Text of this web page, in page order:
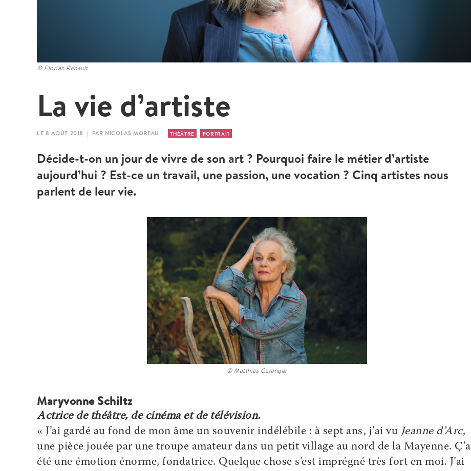
© Florian Renault
La vie d’artiste
LE 8 AOÛT 2018 | PAR NICOLAS MOREAU THÉÂTRE PORTRAIT
Décide-t-on un jour de vivre de son art ? Pourquoi faire le métier d’artiste
aujourd’hui ? Est-ce un travail, une passion, une vocation ? Cinq artistes nous
parlent de leur vie.
© Matthias Garanger
Maryvonne Schiltz
Actrice de théâtre, de cinéma et de télévision.
« J’ai gardé au fond de mon âme un souvenir indélébile : à sept ans, j’ai vu Jeanne d’Arc,
une pièce jouée par une troupe amateur dans un petit village au nord de la Mayenne. Ç’a
été une émotion énorme, fondatrice. Quelque chose s’est imprégné très fort en moi. J’ai